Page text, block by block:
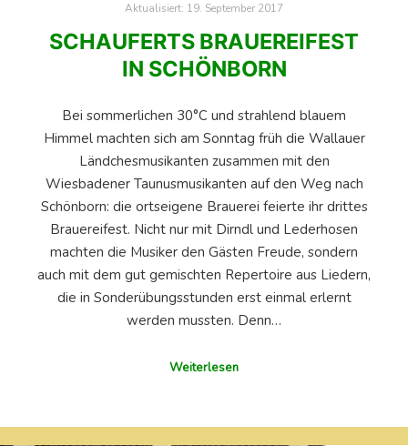
Aktualisiert: 19. September 2017
SCHAUFERTS BRAUEREIFEST
IN SCHÖNBORN
Bei sommerlichen 30°C und strahlend blauem
Himmel machten sich am Sonntag früh die Wallauer
Ländchesmusikanten zusammen mit den
Wiesbadener Taunusmusikanten auf den Weg nach
Schönborn: die ortseigene Brauerei feierte ihr drittes
Brauereifest. Nicht nur mit Dirndl und Lederhosen
machten die Musiker den Gästen Freude, sondern
auch mit dem gut gemischten Repertoire aus Liedern,
die in Sonderübungsstunden erst einmal erlernt
werden mussten. Denn…
Weiterlesen